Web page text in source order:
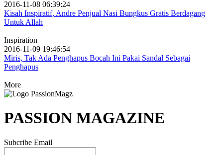
2016-11-08 06:39:24
Kisah Inspiratif, Andre Penjual Nasi Bungkus Gratis Berdagang
Untuk Allah
Inspiration
2016-11-09 19:46:54
Miris, Tak Ada Penghapus Bocah Ini Pakai Sandal Sebagai
Penghapus
More
PASSION MAGAZINE
Subcribe Email